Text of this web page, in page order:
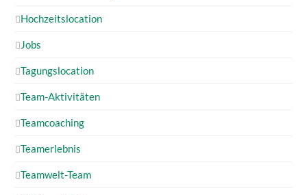
Hochzeitslocation
Jobs
Tagungslocation
Team-Aktivitäten
Teamcoaching
Teamerlebnis
Teamwelt-Team